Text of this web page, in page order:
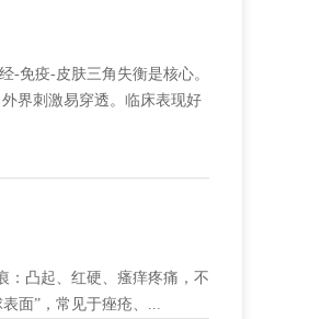
-免疫-皮肤三角失衡是核心。
界刺激易穿透。临床表现好
凸起、红硬、瘙痒疼痛，不
面”，常见于痤疮、...